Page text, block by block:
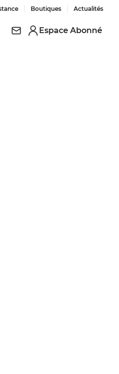
Boutiques Actualités
Espace Abonné